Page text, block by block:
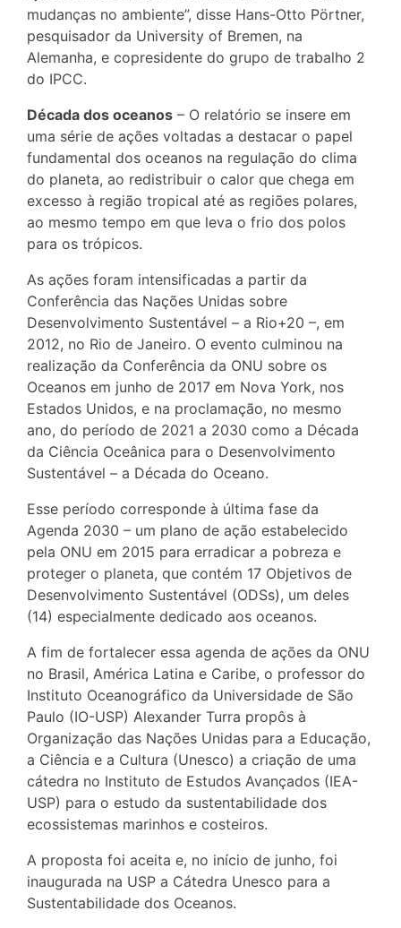
mudanças no ambiente”, disse Hans-Otto Pörtner,
pesquisador da University of Bremen, na
Alemanha, e copresidente do grupo de trabalho 2
do IPCC.
Década dos oceanos – O relatório se insere em
uma série de ações voltadas a destacar o papel
fundamental dos oceanos na regulação do clima
do planeta, ao redistribuir o calor que chega em
excesso à região tropical até as regiões polares,
ao mesmo tempo em que leva o frio dos polos
para os trópicos.
As ações foram intensificadas a partir da
Conferência das Nações Unidas sobre
Desenvolvimento Sustentável – a Rio+20 –, em
2012, no Rio de Janeiro. O evento culminou na
realização da Conferência da ONU sobre os
Oceanos em junho de 2017 em Nova York, nos
Estados Unidos, e na proclamação, no mesmo
ano, do período de 2021 a 2030 como a Década
da Ciência Oceânica para o Desenvolvimento
Sustentável – a Década do Oceano.
Esse período corresponde à última fase da
Agenda 2030 – um plano de ação estabelecido
pela ONU em 2015 para erradicar a pobreza e
proteger o planeta, que contém 17 Objetivos de
Desenvolvimento Sustentável (ODSs), um deles
(14) especialmente dedicado aos oceanos.
A fim de fortalecer essa agenda de ações da ONU
no Brasil, América Latina e Caribe, o professor do
Instituto Oceanográfico da Universidade de São
Paulo (IO-USP) Alexander Turra propôs à
Organização das Nações Unidas para a Educação,
a Ciência e a Cultura (Unesco) a criação de uma
cátedra no Instituto de Estudos Avançados (IEA-
USP) para o estudo da sustentabilidade dos
ecossistemas marinhos e costeiros.
A proposta foi aceita e, no início de junho, foi
inaugurada na USP a Cátedra Unesco para a
Sustentabilidade dos Oceanos.